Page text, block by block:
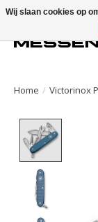
Home / Victorinox
Wij slaan cookies op